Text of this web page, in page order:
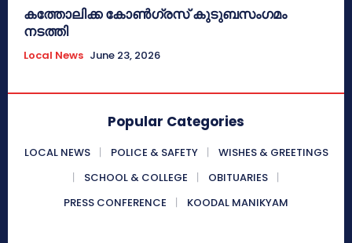
കത്തോലിക്ക കോൺഗ്രസ് കുടുബസംഗമം
നടത്തി
Local News June 23, 2026
Popular Categories
LOCAL NEWS POLICE & SAFETY
WISHES & GREETINGS
SCHOOL & COLLEGE
OBITUARIES
PRESS CONFERENCE
KOODAL MANIKYAM